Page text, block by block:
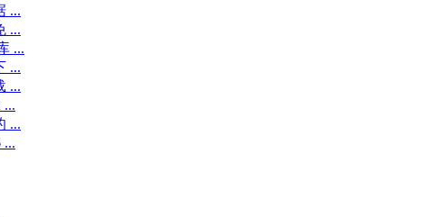
...
...
...
...
...
...
...
...